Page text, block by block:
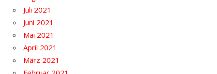
Juli 2021
Juni 2021
Mai 2021
April 2021
März 2021